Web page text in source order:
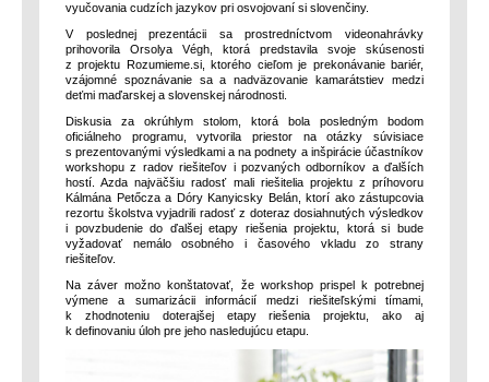
vyučovania cudzích jazykov pri osvojovaní si slovenčiny.
V poslednej prezentácii sa prostredníctvom videonahrávky
prihovorila Orsolya Végh, ktorá predstavila svoje skúsenosti
z projektu Rozumieme.si, ktorého cieľom je prekonávanie bariér,
vzájomné spoznávanie sa a nadväzovanie kamarátstiev medzi
deťmi maďarskej a slovenskej národnosti.
Diskusia za okrúhlym stolom, ktorá bola posledným bodom
oficiálneho programu, vytvorila priestor na otázky súvisiace
s prezentovanými výsledkami a na podnety a inšpirácie účastníkov
workshopu z radov riešiteľov i pozvaných odborníkov a ďalších
hostí. Azda najväčšiu radosť mali riešitelia projektu z príhovoru
Kálmána Petőcza a Dóry Kanyicsky Belán, ktorí ako zástupcovia
rezortu školstva vyjadrili radosť z doteraz dosiahnutých výsledkov
i povzbudenie do ďalšej etapy riešenia projektu, ktorá si bude
vyžadovať nemálo osobného i časového vkladu zo strany
riešiteľov.
Na záver možno konštatovať, že workshop prispel k potrebnej
výmene a sumarizácii informácií medzi riešiteľskými tímami,
k zhodnoteniu doterajšej etapy riešenia projektu, ako aj
k definovaniu úloh pre jeho nasledujúcu etapu.